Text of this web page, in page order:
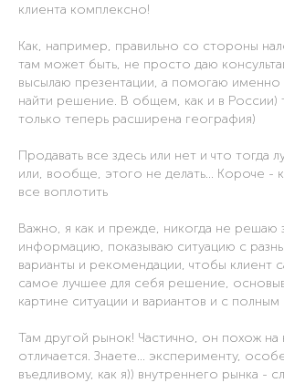
клиента комплексно!
Как, например, правильно со стороны
там может быть, не просто даю
высылаю презентации, а помогаю именно
найти решение. В общем, как и в России)
только теперь расширена география)
Продавать все здесь или нет и что тогда
или, вообще, этого не делать… Короче -
все воплотить
Важно, я как и прежде, никогда не решаю
информацию, показываю ситуацию с
варианты и рекомендации, чтобы клиент
самое лучшее для себя решение,
картине ситуации и вариантов и с
Там другой рынок! Частично, он похож на
отличается. Знаете… эксперименту,
въедливому, как я)) внутреннего рынка -